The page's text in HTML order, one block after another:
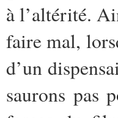
à l’altérité.
faire mal,
d’un
saurons pas